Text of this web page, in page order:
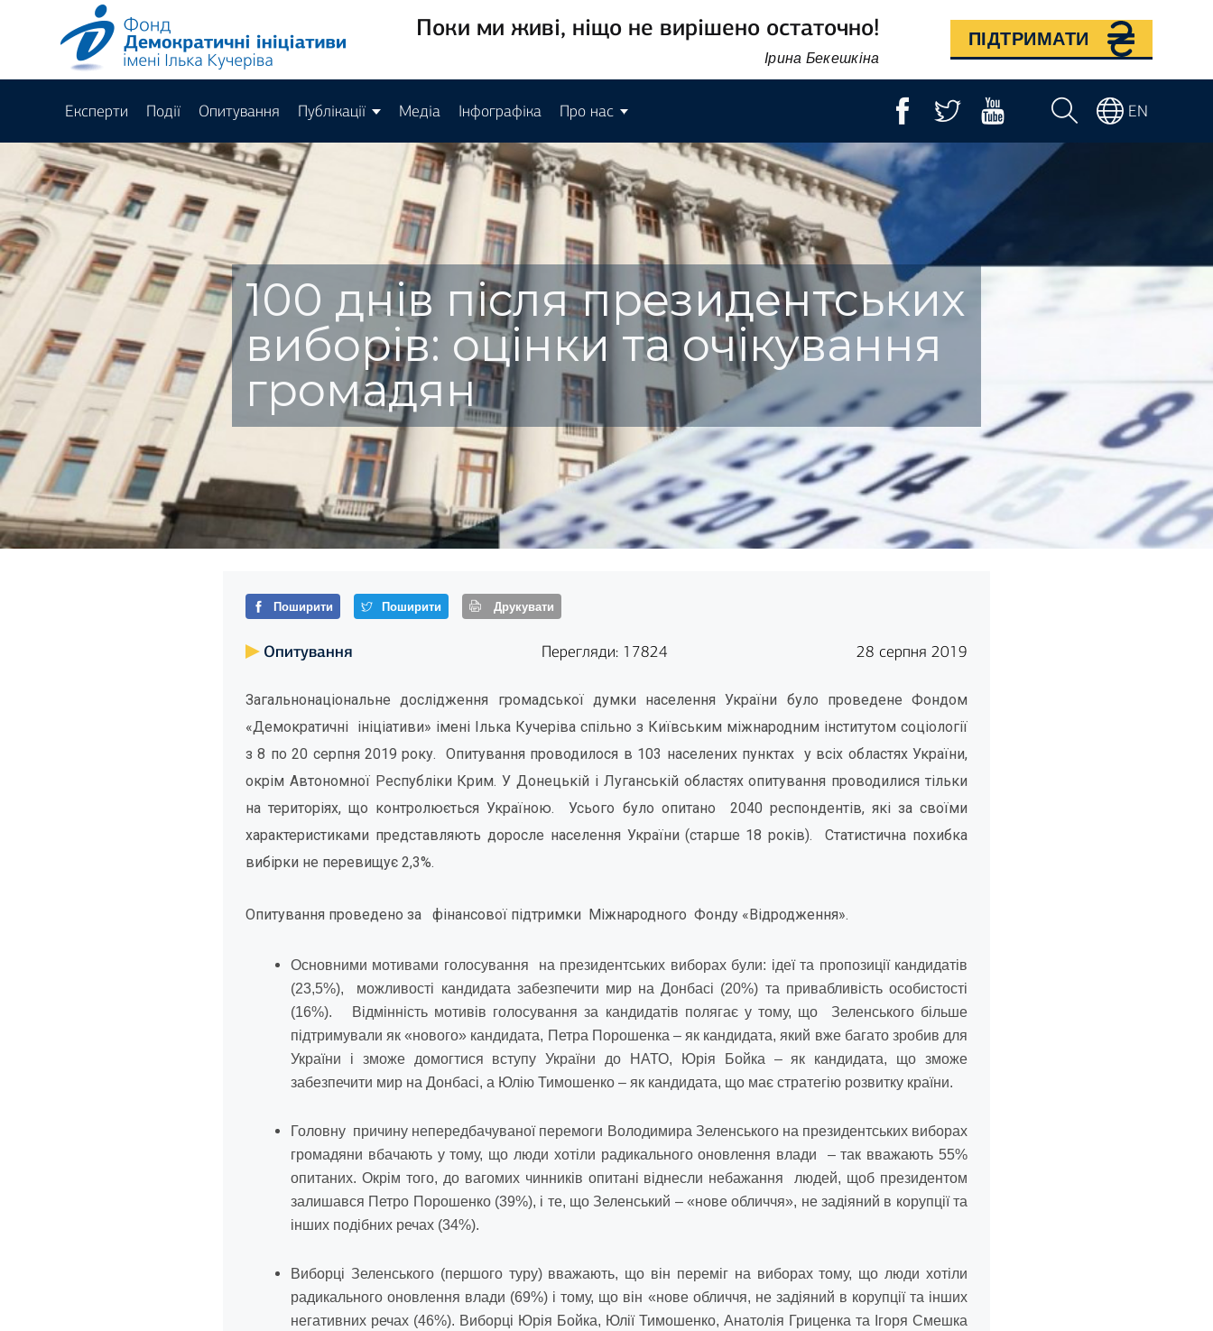
Поки ми живі, ніщо не вирішено остаточно!
Ірина Бекешкіна
ПІДТРИМАТИ
Експерти Події Опитування Публікації Медіа Інфографіка Про нас EN
100 днів після президентських
виборів: оцінки та очікування
громадян
Поширити Поширити Друкувати
Опитування Перегляди: 17824 28 серпня 2019
Загальнонаціональне дослідження громадської думки населення України було проведене Фондом
«Демократичні ініціативи» імені Ілька Кучеріва спільно з Київським міжнародним інститутом соціології
з 8 по 20 серпня 2019 року. Опитування проводилося в 103 населених пунктах у всіх областях України,
окрім Автономної Республіки Крим. У Донецькій і Луганській областях опитування проводилися тільки
на територіях, що контролюється Україною. Усього було опитано 2040 респондентів, які за своїми
характеристиками представляють доросле населення України (старше 18 років). Статистична похибка
вибірки не перевищує 2,3%.
Опитування проведено за фінансової підтримки Міжнародного Фонду «Відродження».
Основними мотивами голосування на президентських виборах були: ідеї та пропозиції кандидатів
(23,5%), можливості кандидата забезпечити мир на Донбасі (20%) та привабливість особистості
(16%). Відмінність мотивів голосування за кандидатів полягає у тому, що Зеленського більше
підтримували як «нового» кандидата, Петра Порошенка – як кандидата, який вже багато зробив для
України і зможе домогтися вступу України до НАТО, Юрія Бойка – як кандидата, що зможе
забезпечити мир на Донбасі, а Юлію Тимошенко – як кандидата, що має стратегію розвитку країни.
Головну причину непередбачуваної перемоги Володимира Зеленського на президентських виборах
громадяни вбачають у тому, що люди хотіли радикального оновлення влади – так вважають 55%
опитаних. Окрім того, до вагомих чинників опитані віднесли небажання людей, щоб президентом
залишався Петро Порошенко (39%), і те, що Зеленський – «нове обличчя», не задіяний в корупції та
інших подібних речах (34%).
Виборці Зеленського (першого туру) вважають, що він переміг на виборах тому, що люди хотіли
радикального оновлення влади (69%) і тому, що він «нове обличчя, не задіяний в корупції та інших
негативних речах (46%). Виборці Юрія Бойка, Юлії Тимошенко, Анатолія Гриценка та Ігоря Смешка